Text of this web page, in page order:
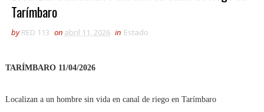
Tarímbaro
by RED 113 on abril 11, 2026 in Estado
TARÍMBARO 11/04/2026
Localizan a un hombre sin vida en canal de riego en Tarímbaro